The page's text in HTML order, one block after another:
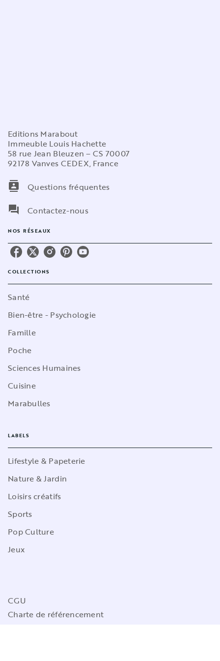
Editions Marabout
Immeuble Louis Hachette
58 rue Jean Bleuzen – CS 70007
92178 Vanves CEDEX, France
contacts
Questions fréquentes
question_answer
Contactez-nous
NOS RÉSEAUX
COLLECTIONS
Santé
Bien-être - Psychologie
Famille
Poche
Sciences Humaines
Cuisine
Marabulles
LABELS
Lifestyle & Papeterie
Nature & Jardin
Loisirs créatifs
Sports
Pop Culture
Jeux
CGU
Charte de référencement